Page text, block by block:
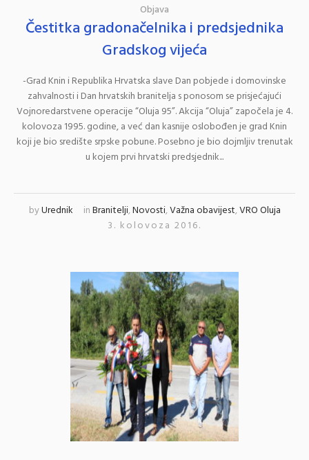
Objava
Čestitka gradonačelnika i predsjednika
Gradskog vijeća
-Grad Knin i Republika Hrvatska slave Dan pobjede i domovinske
zahvalnosti i Dan hrvatskih branitelja s ponosom se prisjećajući
Vojnoredarstvene operacije “Oluja 95”. Akcija “Oluja” započela je 4.
kolovoza 1995. godine, a već dan kasnije oslobođen je grad Knin
koji je bio središte srpske pobune. Posebno je bio dojmljiv trenutak
u kojem prvi hrvatski predsjednik...
byUrednik inBranitelji,Novosti,Važna obavijest,VRO Oluja
3. kolovoza 2016.